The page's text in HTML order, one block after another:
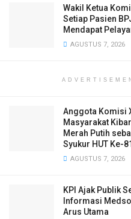
Wakil Ketua
Setiap Pasien
Mendapat
AGUSTUS 7, 2026
Anggota Komisi
Masyarakat
Merah Putih
Syukur HUT Ke-
AGUSTUS 7, 2026
KPI Ajak Publik
Informasi
Arus Utama